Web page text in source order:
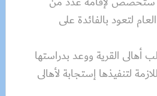
لتعود بالفائدة على
القرية ووعد بدراستها
لتنفيذها إستجابة لأهالى